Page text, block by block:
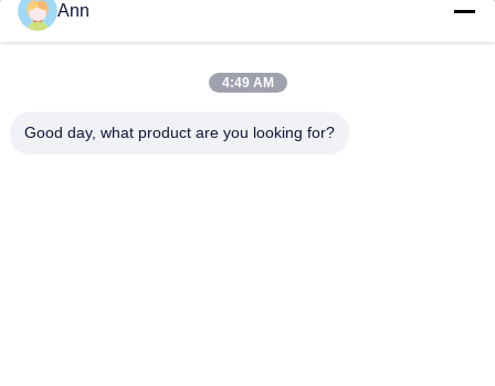
ann@industrialwheelcasters.com
Adresse
Ann
4:49 AM
Good day, what product are you looking for?